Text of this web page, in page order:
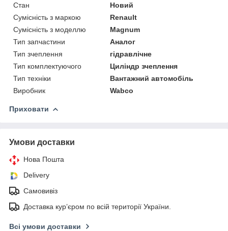
Стан
Новий
Сумісність з маркою
Renault
Сумісність з моделлю
Magnum
Тип запчастини
Аналог
Тип зчеплення
гідравлічне
Тип комплектуючого
Циліндр зчеплення
Тип техніки
Вантажний автомобіль
Виробник
Wabco
Приховати
Умови доставки
Нова Пошта
Delivery
Самовивіз
Доставка кур’єром по всій території України.
Всі умови доставки